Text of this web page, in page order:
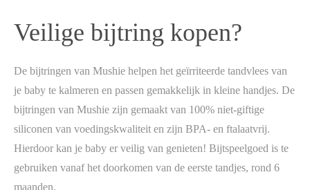
Veilige bijtring kopen?
De bijtringen van Mushie helpen het geïrriteerde tandvlees van
je baby te kalmeren en passen gemakkelijk in kleine handjes. De
bijtringen van Mushie zijn gemaakt van 100% niet-giftige
siliconen van voedingskwaliteit en zijn BPA- en ftalaatvrij.
Hierdoor kan je baby er veilig van genieten! Bijtspeelgoed is te
gebruiken vanaf het doorkomen van de eerste tandjes, rond 6
maanden.